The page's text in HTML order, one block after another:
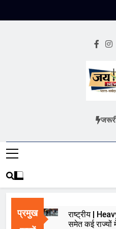
हिंदी
प्रमुख
राष्ट्रीय |
समेत कई राज्यों